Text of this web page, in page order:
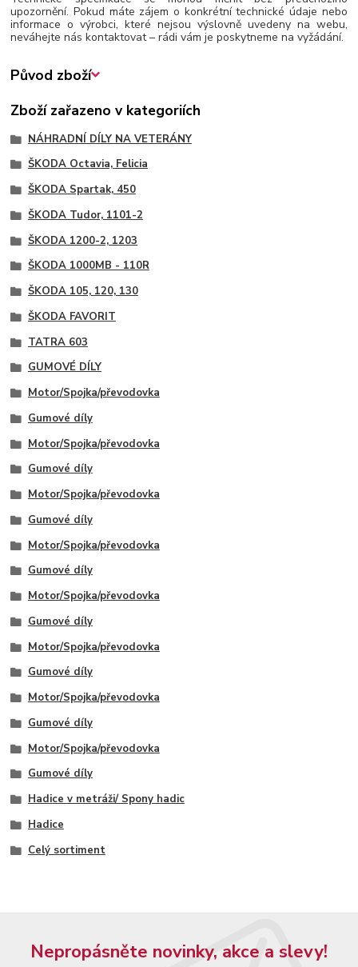
upozornění. Pokud máte zájem o konkrétní technické údaje nebo
informace o výrobci, které nejsou výslovně uvedeny na webu,
neváhejte nás kontaktovat – rádi vám je poskytneme na vyžádání.
Původ zboží
Zboží zařazeno v kategoriích
NÁHRADNÍ DÍLY NA VETERÁNY
ŠKODA Octavia, Felicia
ŠKODA Spartak, 450
ŠKODA Tudor, 1101-2
ŠKODA 1200-2, 1203
ŠKODA 1000MB - 110R
ŠKODA 105, 120, 130
ŠKODA FAVORIT
TATRA 603
GUMOVÉ DÍLY
Motor/Spojka/převodovka
Gumové díly
Motor/Spojka/převodovka
Gumové díly
Motor/Spojka/převodovka
Gumové díly
Motor/Spojka/převodovka
Gumové díly
Motor/Spojka/převodovka
Gumové díly
Motor/Spojka/převodovka
Gumové díly
Motor/Spojka/převodovka
Gumové díly
Motor/Spojka/převodovka
Gumové díly
Hadice v metráži/ Spony hadic
Hadice
Celý sortiment
Nepropásněte novinky, akce a slevy!